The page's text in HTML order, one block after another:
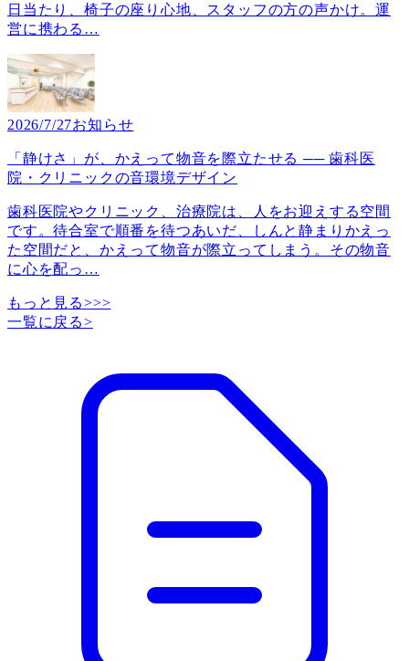
日当たり、椅子の座り心地、スタッフの方の声かけ。運
営に携わる …
2026/7/27お知らせ
「静けさ」が、かえって物音を際立たせる ── 歯科医
院・クリニックの音環境デザイン
歯科医院やクリニック、治療院は、人をお迎えする空間
です。待合室で順番を待つあいだ、しんと静まりかえっ
た空間だと、かえって物音が際立ってしまう。その物音
に心を配っ …
もっと見る>>>
一覧に戻る>